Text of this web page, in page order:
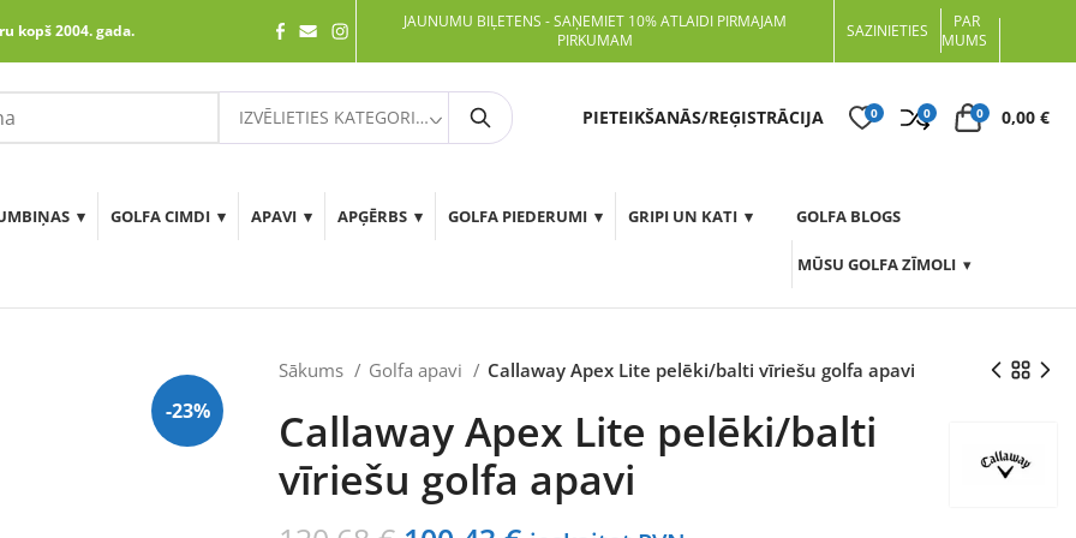
kopš 2004. gada.
JAUNUMU BIĻETENS - SAŅEMIET 10% ATLAIDI PIRMAJAM
PIRKUMAM
SAZINIETIES
PAR
MUMS
IZVĒLIETIES KATEGORIJU Meklēt PIETEIKŠANĀS/REĢISTRĀCIJA 0 0 0 0,00 €
GOLFA CIMDI APAVI APĢĒRBS GOLFA PIEDERUMI GRIPI UN KATI GOLFA BLOGS
MŪSU GOLFA ZĪMOLI
-23%
Sākums Golfa apavi Callaway Apex Lite pelēki/balti vīriešu golfa apavi
Callaway Apex Lite pelēki/balti
vīriešu golfa apavi